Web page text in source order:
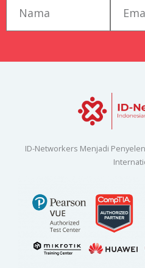
ID-Networkers Menjadi